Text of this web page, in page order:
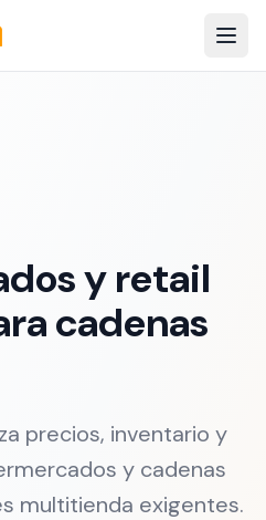
y retail
cadenas
precios, inventario y
y cadenas
multitienda exigentes.